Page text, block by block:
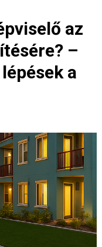
az
–
a